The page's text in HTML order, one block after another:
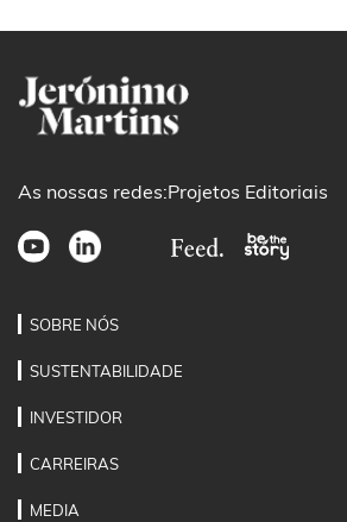
As nossas redes:Projetos Editoriais
SOBRE NÓS
SUSTENTABILIDADE
INVESTIDOR
CARREIRAS
MEDIA